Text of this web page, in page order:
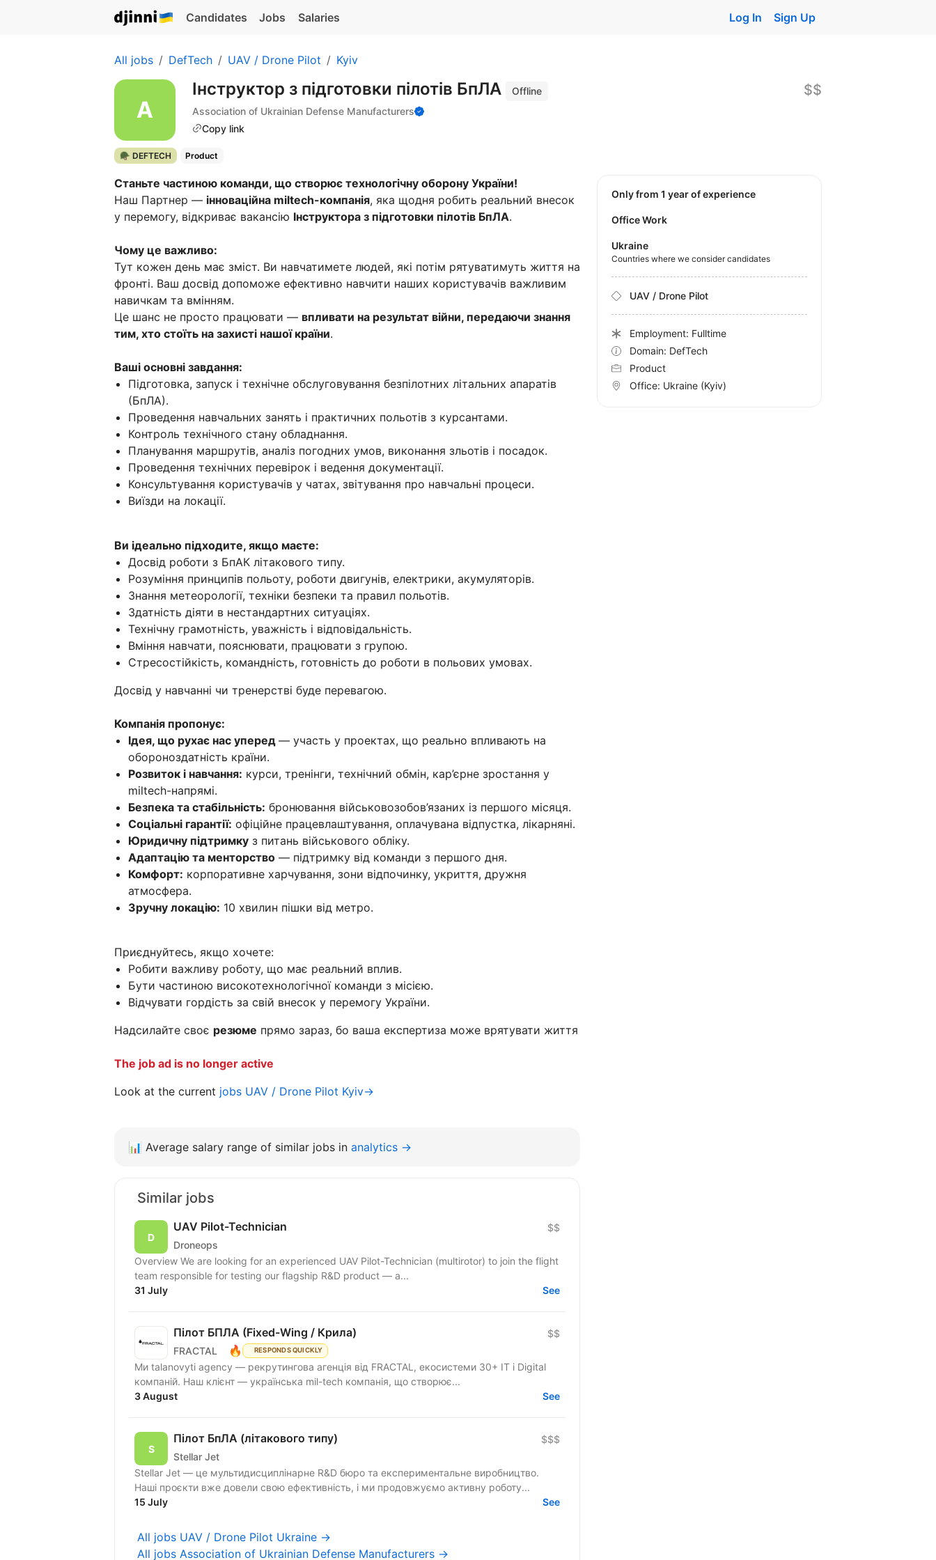
Candidates Jobs Salaries Log In Sign Up
All jobs DefTech UAV / Drone Pilot Kyiv
Інструктор з підготовки пілотів БпЛА
Offline
Association of Ukrainian Defense Manufacturers
Copy link
$$
🪖 DEFTECH Product
Станьте частиною команди, що створює технологічну оборону України!
Наш Партнер — інноваційна miltech-компанія, яка щодня робить реальний внесок
у перемогу, відкриває вакансію Інструктора з підготовки пілотів БпЛА.
Чому це важливо:
Тут кожен день має зміст. Ви навчатимете людей, які потім рятуватимуть життя на
фронті. Ваш досвід допоможе ефективно навчити наших користувачів важливим
навичкам та вмінням.
Це шанс не просто працювати — впливати на результат війни, передаючи знання
тим, хто стоїть на захисті нашої країни.
Ваші основні завдання:
Підготовка, запуск і технічне обслуговування безпілотних літальних апаратів
(БпЛА).
Проведення навчальних занять і практичних польотів з курсантами.
Контроль технічного стану обладнання.
Планування маршрутів, аналіз погодних умов, виконання зльотів і посадок.
Проведення технічних перевірок і ведення документації.
Консультування користувачів у чатах, звітування про навчальні процеси.
Виїзди на локації.
Ви ідеально підходите, якщо маєте:
Досвід роботи з БпАК літакового типу.
Розуміння принципів польоту, роботи двигунів, електрики, акумуляторів.
Знання метеорології, техніки безпеки та правил польотів.
Здатність діяти в нестандартних ситуаціях.
Технічну грамотність, уважність і відповідальність.
Вміння навчати, пояснювати, працювати з групою.
Стресостійкість, командність, готовність до роботи в польових умовах.
Досвід у навчанні чи тренерстві буде перевагою.
Компанія пропонує:
Ідея, що рухає нас уперед — участь у проектах, що реально впливають на
обороноздатність країни.
Розвиток і навчання: курси, тренінги, технічний обмін, кар’єрне зростання у
miltech-напрямі.
Безпека та стабільність: бронювання військовозобов’язаних із першого місяця.
Соціальні гарантії: офіційне працевлаштування, оплачувана відпустка, лікарняні.
Юридичну підтримку з питань військового обліку.
Адаптацію та менторство — підтримку від команди з першого дня.
Комфорт: корпоративне харчування, зони відпочинку, укриття, дружня
атмосфера.
Зручну локацію: 10 хвилин пішки від метро.
Приєднуйтесь, якщо хочете:
Робити важливу роботу, що має реальний вплив.
Бути частиною високотехнологічної команди з місією.
Відчувати гордість за свій внесок у перемогу України.
Надсилайте своє резюме прямо зараз, бо ваша експертиза може врятувати життя
The job ad is no longer active
Look at the current jobs UAV / Drone Pilot Kyiv→
Only from 1 year of experience
Office Work
Ukraine
Countries where we consider candidates
UAV / Drone Pilot
Employment: Fulltime
Domain: DefTech
Product
Office: Ukraine (Kyiv)
📊 Average salary range of similar jobs in analytics →
Similar jobs
UAV Pilot-Technician
Droneops
$$
Overview We are looking for an experienced UAV Pilot-Technician (multirotor) to join the flight
team responsible for testing our flagship R&D product — a...
31 July
See
Пілот БПЛА (Fixed-Wing / Крила)
FRACTAL 🔥 RESPONDS QUICKLY
$$
Ми talanovyti agency — рекрутингова агенція від FRACTAL, екосистеми 30+ IT і Digital
компаній. Наш клієнт — українська mil-tech компанія, що створює...
3 August
See
Пілот БпЛА (літакового типу)
Stellar Jet
$$$
Stellar Jet — це мультидисциплінарне R&D бюро та експериментальне виробництво.
Наші проєкти вже довели свою ефективність, і ми продовжуємо активну роботу...
15 July
See
All jobs UAV / Drone Pilot Ukraine →
All jobs Association of Ukrainian Defense Manufacturers →